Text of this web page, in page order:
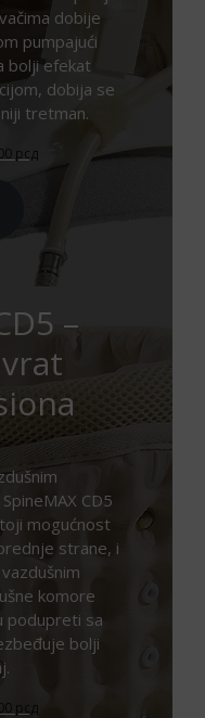
dobije
pumpajući
bolji efekat
dobija se
tretman.
рсд.
рсдТренутна
цена
–
CD5
mogućnost
strane, i
komore
podupreti sa
bolji
рсдТренутна